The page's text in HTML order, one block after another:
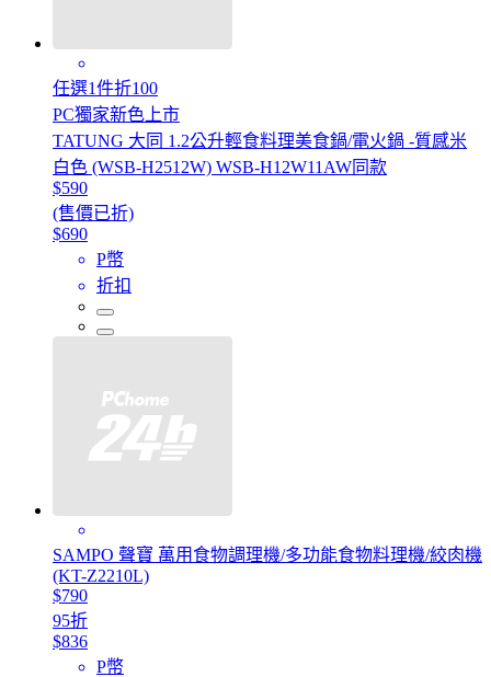
任選1件折100
PC獨家新色上市
TATUNG 大同 1.2公升輕食料理美食鍋/電火鍋 -質感米
白色 (WSB-H2512W) WSB-H12W11AW同款
$590
(售價已折)
$690
P幣
折扣
SAMPO 聲寶 萬用食物調理機/多功能食物料理機/絞肉機
(KT-Z2210L)
$790
95折
$836
P幣